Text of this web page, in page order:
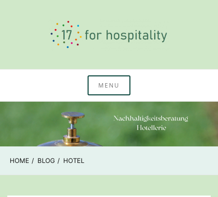
17 for hospitality
MENU
HOME BLOG HOTEL